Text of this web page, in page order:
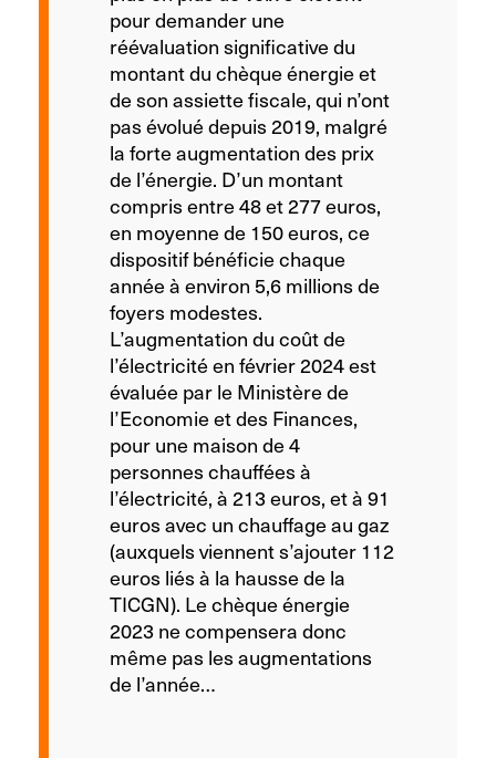
pour demander une
réévaluation significative du
montant du chèque énergie et
de son assiette fiscale, qui n’ont
pas évolué depuis 2019, malgré
la forte augmentation des prix
de l’énergie. D’un montant
compris entre 48 et 277 euros,
en moyenne de 150 euros, ce
dispositif bénéficie chaque
année à environ 5,6 millions de
foyers modestes.
L’augmentation du coût de
l’électricité en février 2024 est
évaluée par le Ministère de
l’Economie et des Finances,
pour une maison de 4
personnes chauffées à
l’électricité, à 213 euros, et à 91
euros avec un chauffage au gaz
(auxquels viennent s’ajouter 112
euros liés à la hausse de la
TICGN). Le chèque énergie
2023 ne compensera donc
même pas les augmentations
de l’année…